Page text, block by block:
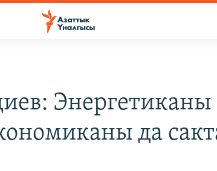
Энергетиканы
да